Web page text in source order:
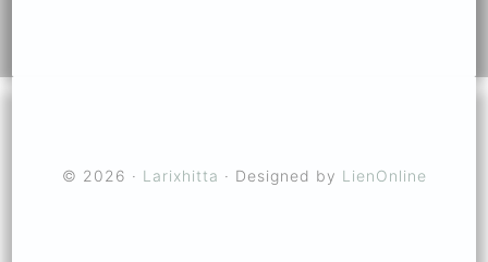
© 2026 · Larixhitta · Designed by LienOnline